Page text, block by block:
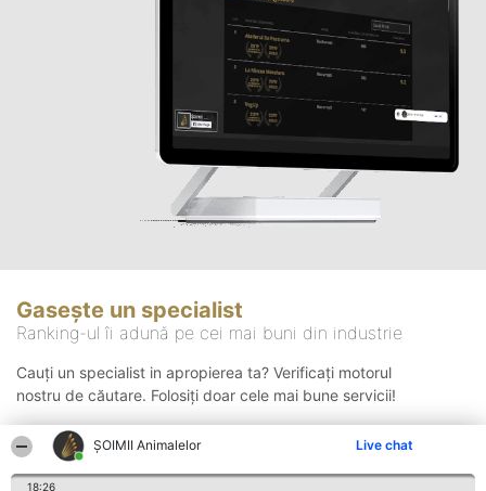
ŞOIMII Animalelor Live chat
18:26
Gasește un specialist
Ranking-ul îi adună pe cei mai buni din industrie
Cauți un specialist in apropierea ta? Verificați motorul
nostru de căutare. Folosiți doar cele mai bune servicii!